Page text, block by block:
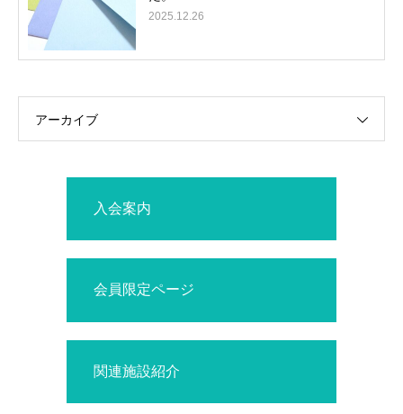
2025.12.26
アーカイブ
入会案内
会員限定ページ
関連施設紹介